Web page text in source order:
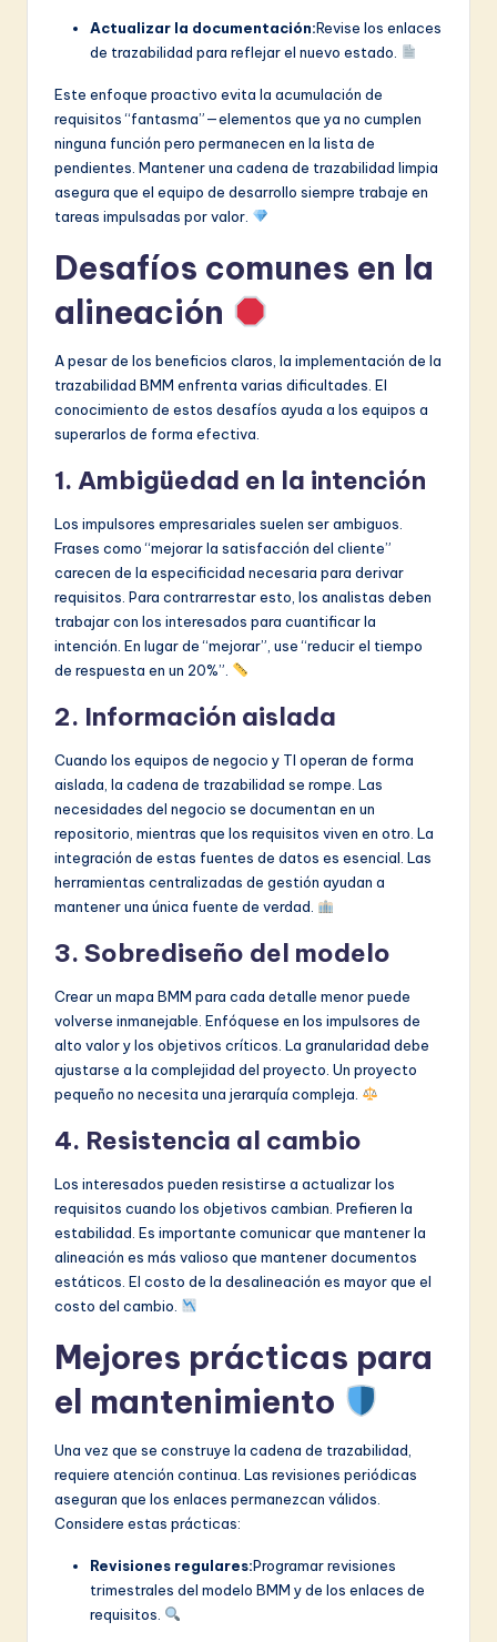
Actualizar la documentación:Revise los enlaces
de trazabilidad para reflejar el nuevo estado.
Este enfoque proactivo evita la acumulación de
requisitos “fantasma”—elementos que ya no cumplen
ninguna función pero permanecen en la lista de
pendientes. Mantener una cadena de trazabilidad limpia
asegura que el equipo de desarrollo siempre trabaje en
tareas impulsadas por valor.
Desafíos comunes en la
alineación
A pesar de los beneficios claros, la implementación de la
trazabilidad BMM enfrenta varias dificultades. El
conocimiento de estos desafíos ayuda a los equipos a
superarlos de forma efectiva.
1. Ambigüedad en la intención
Los impulsores empresariales suelen ser ambiguos.
Frases como “mejorar la satisfacción del cliente”
carecen de la especificidad necesaria para derivar
requisitos. Para contrarrestar esto, los analistas deben
trabajar con los interesados para cuantificar la
intención. En lugar de “mejorar”, use “reducir el tiempo
de respuesta en un 20%”.
2. Información aislada
Cuando los equipos de negocio y TI operan de forma
aislada, la cadena de trazabilidad se rompe. Las
necesidades del negocio se documentan en un
repositorio, mientras que los requisitos viven en otro. La
integración de estas fuentes de datos es esencial. Las
herramientas centralizadas de gestión ayudan a
mantener una única fuente de verdad.
3. Sobrediseño del modelo
Crear un mapa BMM para cada detalle menor puede
volverse inmanejable. Enfóquese en los impulsores de
alto valor y los objetivos críticos. La granularidad debe
ajustarse a la complejidad del proyecto. Un proyecto
pequeño no necesita una jerarquía compleja.
4. Resistencia al cambio
Los interesados pueden resistirse a actualizar los
requisitos cuando los objetivos cambian. Prefieren la
estabilidad. Es importante comunicar que mantener la
alineación es más valioso que mantener documentos
estáticos. El costo de la desalineación es mayor que el
costo del cambio.
Mejores prácticas para
el mantenimiento
Una vez que se construye la cadena de trazabilidad,
requiere atención continua. Las revisiones periódicas
aseguran que los enlaces permanezcan válidos.
Considere estas prácticas:
Revisiones regulares:Programar revisiones
trimestrales del modelo BMM y de los enlaces de
requisitos.